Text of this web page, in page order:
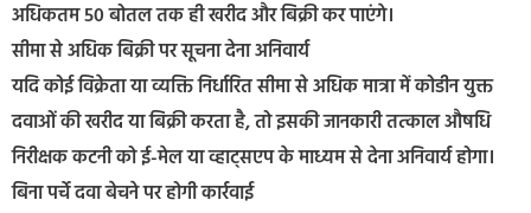
अधिकतम 50 बोतल तक ही खरीद और बिक्री कर पाएंगे।
सीमा से अधिक बिक्री पर सूचना देना अनिवार्य
यदि कोई विक्रेता या व्यक्ति निर्धारित सीमा से अधिक मात्रा में कोडीन युक्त
दवाओं की खरीद या बिक्री करता है, तो इसकी जानकारी तत्काल औषधि
निरीक्षक कटनी को ई-मेल या व्हाट्सएप के माध्यम से देना अनिवार्य होगा।
बिना पर्चे दवा बेचने पर होगी कार्रवाई